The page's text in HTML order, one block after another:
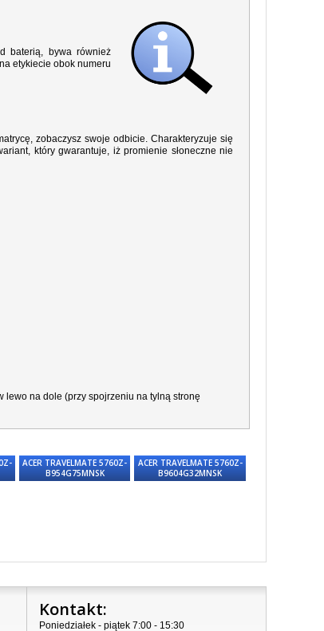
baterią, bywa również
etykiecie obok numeru
zobaczysz swoje odbicie. Charakteryzuje się
który gwarantuje, iż promienie słoneczne nie
lewo na dole (przy spojrzeniu na tylną stronę
ACER TRAVELMATE 5760Z-
B954G75MNSK
ACER TRAVELMATE 5760Z-
B9604G32MNSK
Kontakt:
Poniedziałek - piątek 7:00 - 15:30